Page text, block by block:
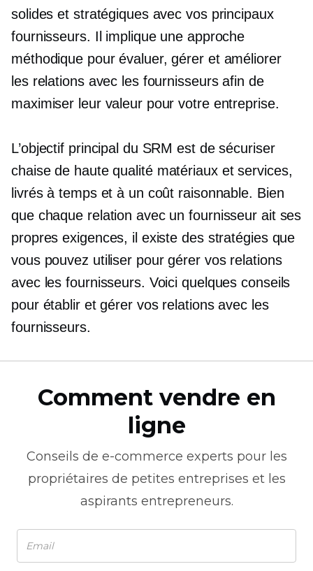
solides et stratégiques avec vos principaux
fournisseurs. Il implique une approche
méthodique pour évaluer, gérer et améliorer
les relations avec les fournisseurs afin de
maximiser leur valeur pour votre entreprise.
L’objectif principal du SRM est de sécuriser
chaise de haute qualitématériaux et services,
livrés à temps et à un coût raisonnable. Bien
que chaque relation avec un fournisseur ait ses
propres exigences, il existe des stratégies que
vous pouvez utiliser pour gérer vos relations
avec les fournisseurs. Voici quelques conseils
pour établir et gérer vos relations avec les
fournisseurs.
Comment vendre en
ligne
Conseils de e-commerce experts pour les
propriétaires de petites entreprises et les
aspirants entrepreneurs.